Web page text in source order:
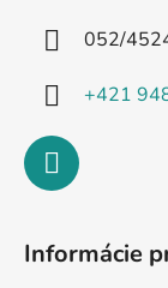
052/
+421
Informácie